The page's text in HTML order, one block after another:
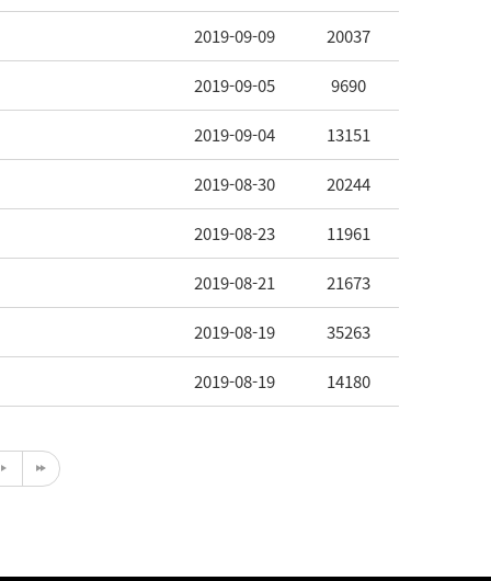
2019-09-09 20037
2019-09-05 9690
2019-09-04 13151
2019-08-30 20244
2019-08-23 11961
2019-08-21 21673
2019-08-19 35263
2019-08-19 14180